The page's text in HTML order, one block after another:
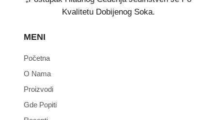
Kvalitetu Dobijenog Soka.
MENI
Početna
O Nama
Proizvodi
Gde Popiti